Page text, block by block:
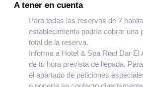
A tener en cuenta
Para todas las reservas de 7
establecimiento podría cobrar una
total de la reserva.
Informa a Hotel & Spa Riad Dar El
de tu hora prevista de llegada.
el apartado de peticiones